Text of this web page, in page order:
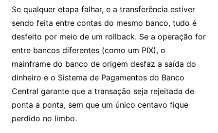
Se qualquer etapa falhar, e a transferência estiver
sendo feita entre contas do mesmo banco, tudo é
desfeito por meio de um rollback. Se a operação for
entre bancos diferentes (como um PIX), o
mainframe do banco de origem desfaz a saída do
dinheiro e o Sistema de Pagamentos do Banco
Central garante que a transação seja rejeitada de
ponta a ponta, sem que um único centavo fique
perdido no limbo.